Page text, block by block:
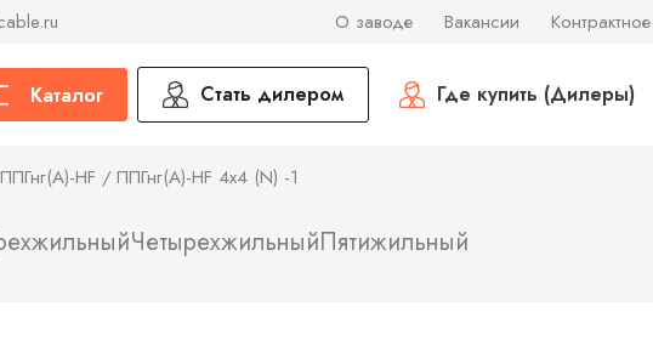
О заводе Вакансии
Каталог Стать дилером Где купить (Дилеры)
ППГнг(А)-HF ППГнг(А)-HF 4х4 (N) -1
ЧетырехжильныйПятижильный